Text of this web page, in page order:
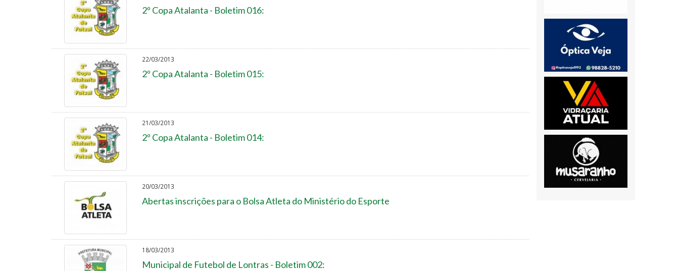
2º Copa Atalanta - Boletim 016:
22/03/2013
2º Copa Atalanta - Boletim 015:
21/03/2013
2º Copa Atalanta - Boletim 014:
20/03/2013
Abertas inscrições para o Bolsa Atleta do Ministério do Esporte
18/03/2013
Municipal de Futebol de Lontras - Boletim 002: